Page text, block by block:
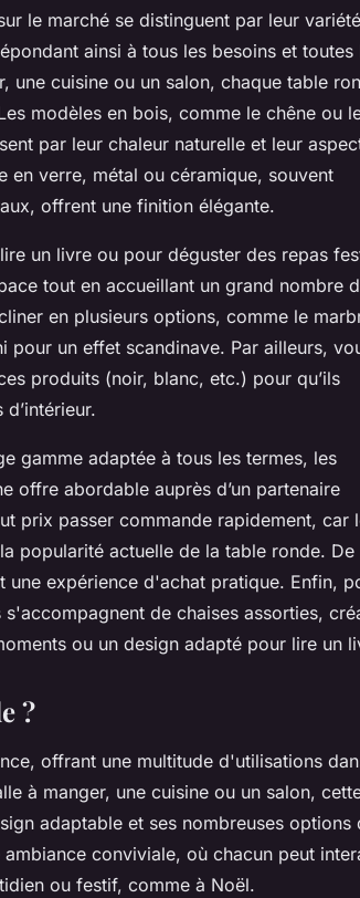
le marché se distinguent par leur
ainsi à tous les besoins et toutes
une cuisine ou un salon, chaque table
modèles en bois, comme le chêne ou
par leur chaleur naturelle et leur
en verre, métal ou céramique, souvent
offrent une finition élégante.
un livre ou pour déguster des repas
tout en accueillant un grand nombre
en plusieurs options, comme le
pour un effet scandinave. Par ailleurs,
produits (noir, blanc, etc.) pour qu’ils
gamme adaptée à tous les termes, les
offre abordable auprès d’un partenaire
prix passer commande rapidement, car
popularité actuelle de la table ronde. De
une expérience d'achat pratique. Enfin,
de chaises assorties,
ou un design adapté pour lire un
?
offrant une multitude d'utilisations
à manger, une cuisine ou un salon,
adaptable et ses nombreuses options
conviviale, où chacun peut
ou festif, comme à Noël.